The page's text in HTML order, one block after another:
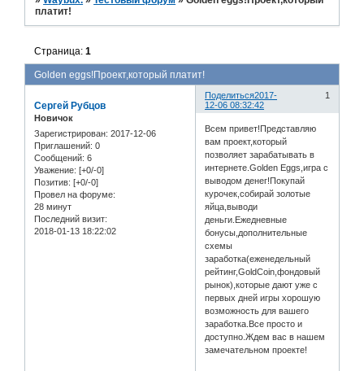
платит!
Golden eggs!Проект,который платит!
Страница:1
Поделиться 1
2017-
12-06 08:32:42
Сергей Рубцов
Новичок
Зарегистрирован: 2017-12-06
Приглашений: 0
Сообщений: 6
Уважение: [+0/-0]
Позитив: [+0/-0]
Провел на форуме:
28 минут
Последний визит:
2018-01-13 18:22:02
Всем привет!Представляю
вам проект,который
позволяет зарабатывать в
интернете.Golden Eggs,игра с
выводом денег!Покупай
курочек,собирай золотые
яйца,выводи
деньги.Ежедневные
бонусы,дополнительные
схемы
заработка(еженедельный
рейтинг,GoldCoin,фондовый
рынок),которые дают уже с
первых дней игры хорошую
возможность для вашего
заработка.Все просто и
доступно.Ждем вас в нашем
замечательном проекте!